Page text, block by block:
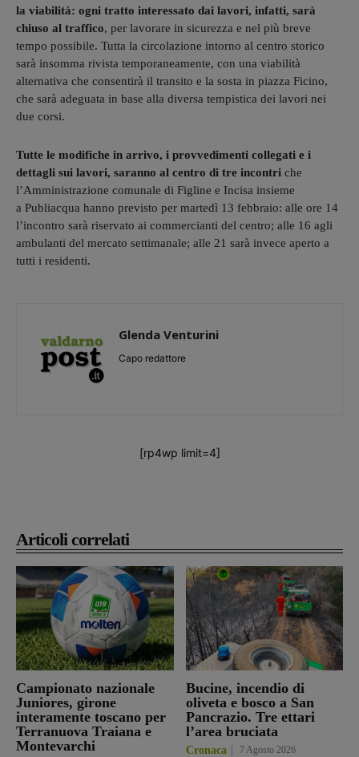
Articoli correlati
Campionato nazionale
Juniores, girone
interamente toscano per
Terranuova Traiana e
Montevarchi
Bucine, incendio di
oliveta e bosco a San
Pancrazio. Tre ettari
l’area bruciata
Cronaca 7 Agosto 2026
la viabilità: ogni tratto interessato dai lavori, infatti, sarà
chiuso al traffico, per lavorare in sicurezza e nel più breve
tempo possibile. Tutta la circolazione intorno al centro storico
sarà insomma rivista temporaneamente, con una viabilità
alternativa che consentirà il transito e la sosta in piazza Ficino,
che sarà adeguata in base alla diversa tempistica dei lavori nei
due corsi.
Tutte le modifiche in arrivo, i provvedimenti collegati e i
dettagli sui lavori, saranno al centro di tre incontri che
l’Amministrazione comunale di Figline e Incisa insieme
a Publiacqua hanno previsto per martedì 13 febbraio: alle ore 14
l’incontro sarà riservato ai commercianti del centro; alle 16 agli
ambulanti del mercato settimanale; alle 21 sarà invece aperto a
tutti i residenti.
Glenda Venturini
Capo redattore
[rp4wp limit=4]